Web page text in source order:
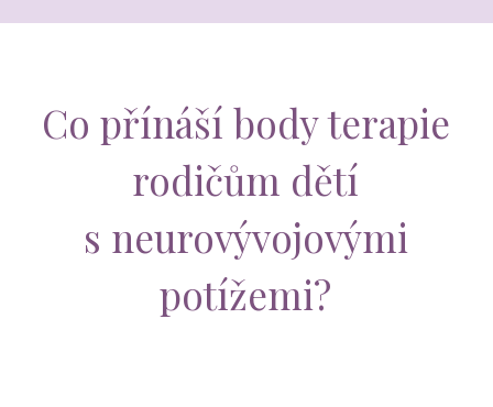
Co přínáší body terapie
rodičům dětí
s neurovývojovými
potížemi?